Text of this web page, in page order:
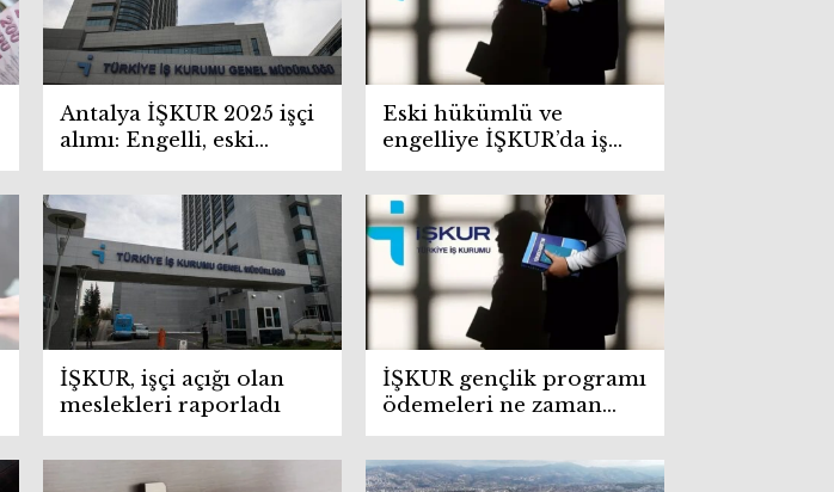
Antalya İŞKUR 2025 işçi
alımı: Engelli, eski
hükümlü ve TMY için iş
ilanları
Eski hükümlü ve
engelliye İŞKUR’da iş
imkanı ve hibe desteği
İŞKUR, işçi açığı olan
meslekleri raporladı
İŞKUR gençlik programı
ödemeleri ne zaman
yatacak?